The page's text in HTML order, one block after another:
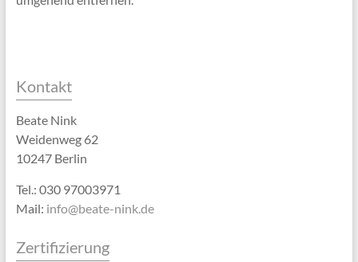
Kontakt
Beate Nink
Weidenweg 62
10247 Berlin
Tel.: 030 97003971
Mail: info@beate-nink.de
Zertifizierung